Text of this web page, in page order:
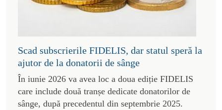
Scad subscrierile FIDELIS, dar statul speră la
ajutor de la donatorii de sânge
În iunie 2026 va avea loc a doua ediție FIDELIS
care include două tranșe dedicate donatorilor de
sânge, după precedentul din septembrie 2025.